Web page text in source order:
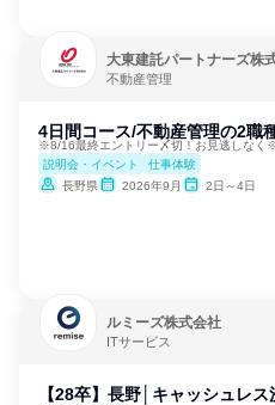
大東建託パートナーズ株
不動産管理
4日間コース/不動産管理の2職
※8/16最終エントリー〆切！お見逃しなく
説明会・イベント
仕事体験
長野県
2026年9月 2日～4日
ルミーズ株式会社
ITサービス
【28卒】長野│キャッシュレ